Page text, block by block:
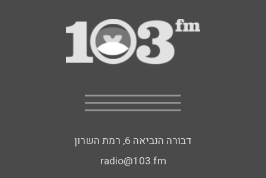
דבורה הנביאה 6, רמת השרון
radio@103.fm